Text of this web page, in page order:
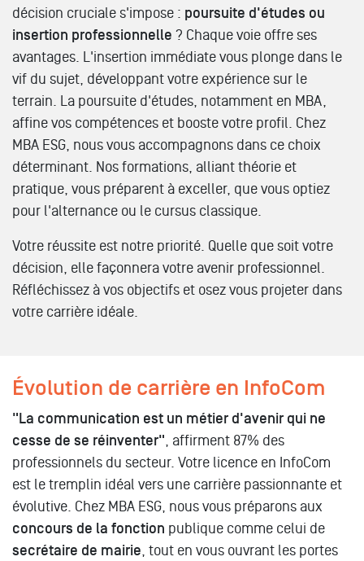
décision cruciale s'impose : poursuite d'études ou
insertion professionnelle ? Chaque voie offre ses
avantages. L'insertion immédiate vous plonge dans le
vif du sujet, développant votre expérience sur le
terrain. La poursuite d'études, notamment en MBA,
affine vos compétences et booste votre profil. Chez
MBA ESG, nous vous accompagnons dans ce choix
déterminant. Nos formations, alliant théorie et
pratique, vous préparent à exceller, que vous optiez
pour l'alternance ou le cursus classique.
Votre réussite est notre priorité. Quelle que soit votre
décision, elle façonnera votre avenir professionnel.
Réfléchissez à vos objectifs et osez vous projeter dans
votre carrière idéale.
Évolution de carrière en InfoCom
"La communication est un métier d'avenir qui ne
cesse de se réinventer", affirment 87% des
professionnels du secteur. Votre licence en InfoCom
est le tremplin idéal vers une carrière passionnante et
évolutive. Chez MBA ESG, nous vous préparons aux
concours de la fonction publique comme celui de
secrétaire de mairie, tout en vous ouvrant les portes